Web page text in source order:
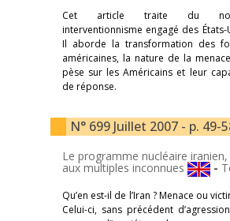
Cet article traite du
interventionnisme engagé des États-
Il aborde la transformation des
américaines, la nature de la
pèse sur les Américains et leur
de réponse.
N° 699 Juillet 2007 - p. 49-
Le programme nucléaire
aux multiples inconnues
-
Qu’en est-il de l’Iran ? Menace ou
Celui-ci, sans précédent